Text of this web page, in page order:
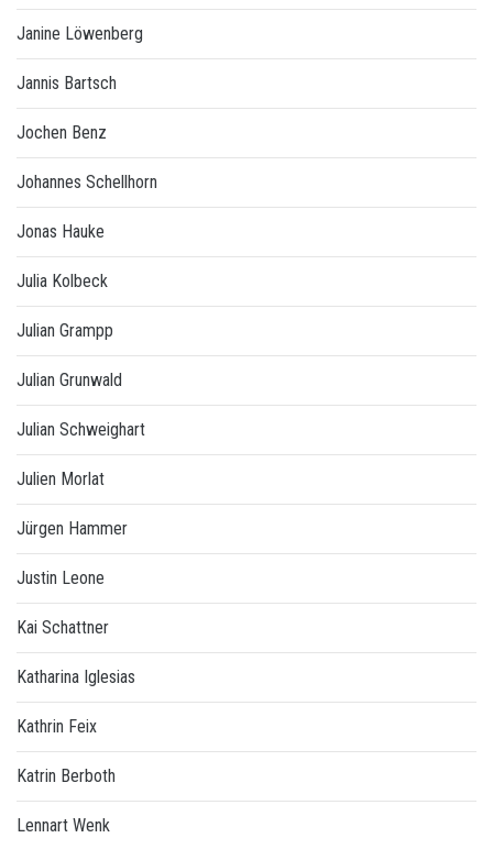
Janine Löwenberg
Jannis Bartsch
Jochen Benz
Johannes Schellhorn
Jonas Hauke
Julia Kolbeck
Julian Grampp
Julian Grunwald
Julian Schweighart
Julien Morlat
Jürgen Hammer
Justin Leone
Kai Schattner
Katharina Iglesias
Kathrin Feix
Katrin Berboth
Lennart Wenk